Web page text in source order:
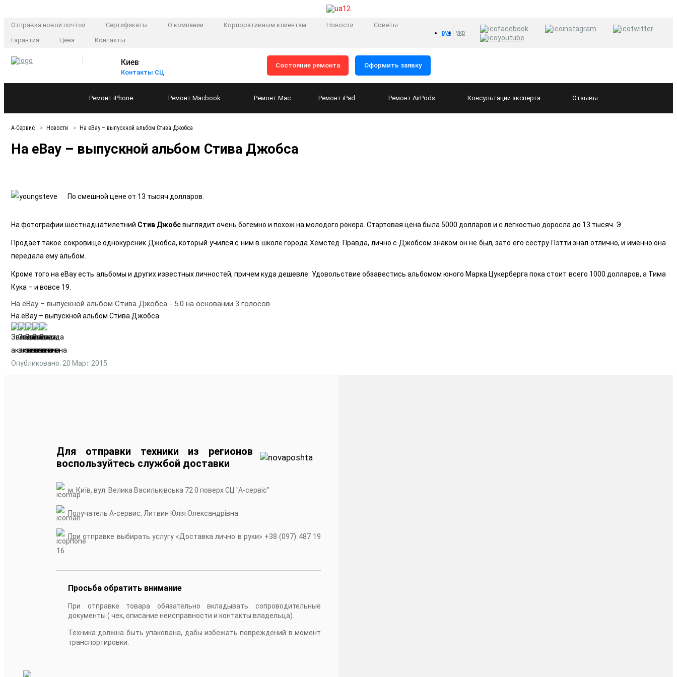
Отправка новой почтой Сертификаты О компании Корпоративным клиентам Новости
Советы
Гарантия
Цена Контакты
рус укр
Киев
Контакты СЦ
Состояние ремонта Оформить заявку
Ремонт iPhone Ремонт Macbook Ремонт Mac Ремонт iPad Ремонт AirPods Консультации эксперта Отзывы
А-Сервис Новости На eBay – выпускной альбом Стива Джобса
На eBay – выпускной альбом Стива Джобса
По смешной цене от 13 тысяч долларов.
На фотографии шестнадцатилетний Стив Джобсвыглядит очень богемно и похож на молодого рокера. Стартовая цена была 5000 долларов и с легкостью доросла до 13 тысяч. Э
Продает такое сокровище однокурсник Джобса, который учился с ним в школе города Хемстед. Правда, лично с Джобсом знаком он не был, зато его сестру Пэтти знал отлично, и именно она
передала ему альбом.
Кроме того на eBay есть альбомы и других известных личностей, причем куда дешевле. Удовольствие обзавестись альбомом юного Марка Цукерберга пока стоит всего 1000 долларов, а Тима
Кука – и вовсе 19.
На eBay – выпускной альбом Стива Джобса - 5.0 на основании 3 голосов
На eBay – выпускной альбом Стива Джобса
Опубликовано: 20 Март 2015
Для отправки техники из регионов
воспользуйтесь службой доставки
м. Київ, вул. Велика Васильківська 72 0 поверх СЦ "А-сервiс"
Получатель А-сервис, Литвин Юлія Олександрівна
При отправке выбирать услугу «Доставка лично в руки» +38 (097) 487 19
16
Просьба обратить внимание
При отправке товара обязательно вкладывать сопроводительные
документы ( чек, описание неисправности и контакты владельца).
Техника должна быть упакована, дабы избежать повреждений в момент
транспортировки.